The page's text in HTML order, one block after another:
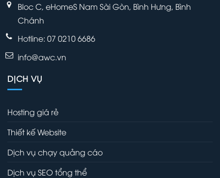
Bloc C, eHomeS Nam Sài Gòn, Bình Hưng, Bình
Chánh
Hotline: 07 0210 6686
info@awc.vn
DỊCH VỤ
Hosting giá rẻ
Thiết kế Website
Dịch vụ chạy quảng cáo
Dịch vụ SEO tổng thể